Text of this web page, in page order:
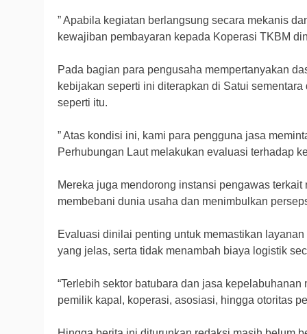
” Apabila kegiatan berlangsung secara mekanis
kewajiban pembayaran kepada Koperasi TKBM
Pada bagian para pengusaha mempertanyakan
kebijakan seperti ini diterapkan di Satui
seperti itu.
” Atas kondisi ini, kami para pengguna jasa
Perhubungan Laut melakukan evaluasi terhadap
Mereka juga mendorong instansi pengawas
membebani dunia usaha dan menimbulkan
Evaluasi dinilai penting untuk memastikan
yang jelas, serta tidak menambah biaya logistik
“Terlebih sektor batubara dan jasa
pemilik kapal, koperasi, asosiasi, hingga otoritas